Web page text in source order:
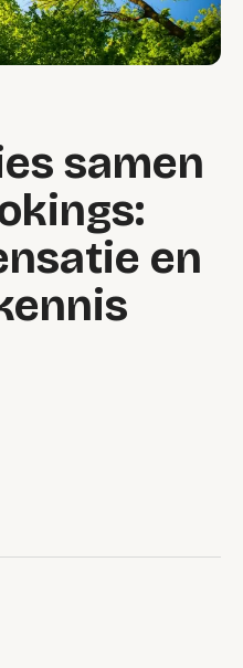
samen
en